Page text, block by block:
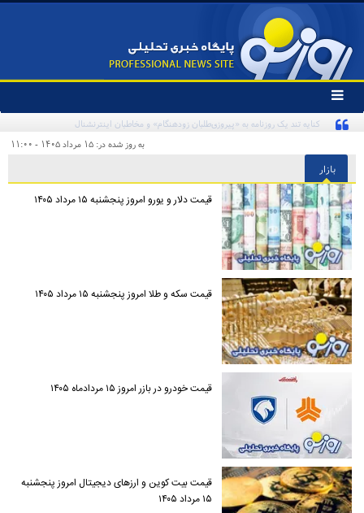
تغییر
وضعیت
منوی
ها
به روز شده در: ۱۵ مرداد ۱۴۰۵ - ۱۱:۰۰
بازار
قیمت دلار و یورو امروز پنجشنبه ۱۵ مرداد ۱۴۰۵
قیمت سکه و طلا امروز پنجشنبه ۱۵ مرداد ۱۴۰۵
قیمت خودرو در بازر امروز ۱۵ مردادماه ۱۴۰۵
قیمت بیت کوین و ارز‌های دیجیتال امروز پنجشنبه
۱۵ مرداد ۱۴۰۵